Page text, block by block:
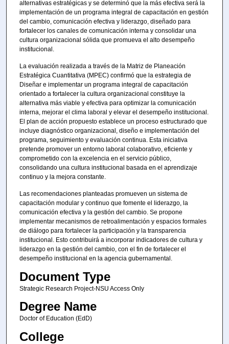
alternativas estratégicas y se determinó que la más efectiva será la
implementación de un programa integral de capacitación en gestión
del cambio, comunicación efectiva y liderazgo, diseñado para
fortalecer los canales de comunicación interna y consolidar una
cultura organizacional sólida que promueva el alto desempeño
institucional.
La evaluación realizada a través de la Matriz de Planeación
Estratégica Cuantitativa (MPEC) confirmó que la estrategia de
Diseñar e implementar un programa integral de capacitación
orientado a fortalecer la cultura organizacional constituye la
alternativa más viable y efectiva para optimizar la comunicación
interna, mejorar el clima laboral y elevar el desempeño institucional.
El plan de acción propuesto establece un proceso estructurado que
incluye diagnóstico organizacional, diseño e implementación del
programa, seguimiento y evaluación continua. Esta iniciativa
pretende promover un entorno laboral colaborativo, eficiente y
comprometido con la excelencia en el servicio público,
consolidando una cultura institucional basada en el aprendizaje
continuo y la mejora constante.
Las recomendaciones planteadas promueven un sistema de
capacitación modular y continuo que fomente el liderazgo, la
comunicación efectiva y la gestión del cambio. Se propone
implementar mecanismos de retroalimentación y espacios formales
de diálogo para fortalecer la participación y la transparencia
institucional. Esto contribuirá a incorporar indicadores de cultura y
liderazgo en la gestión del cambio, con el fin de fortalecer el
desempeño institucional en la agencia gubernamental.
Document Type
Strategic Research Project-NSU Access Only
Degree Name
Doctor of Education (EdD)
College